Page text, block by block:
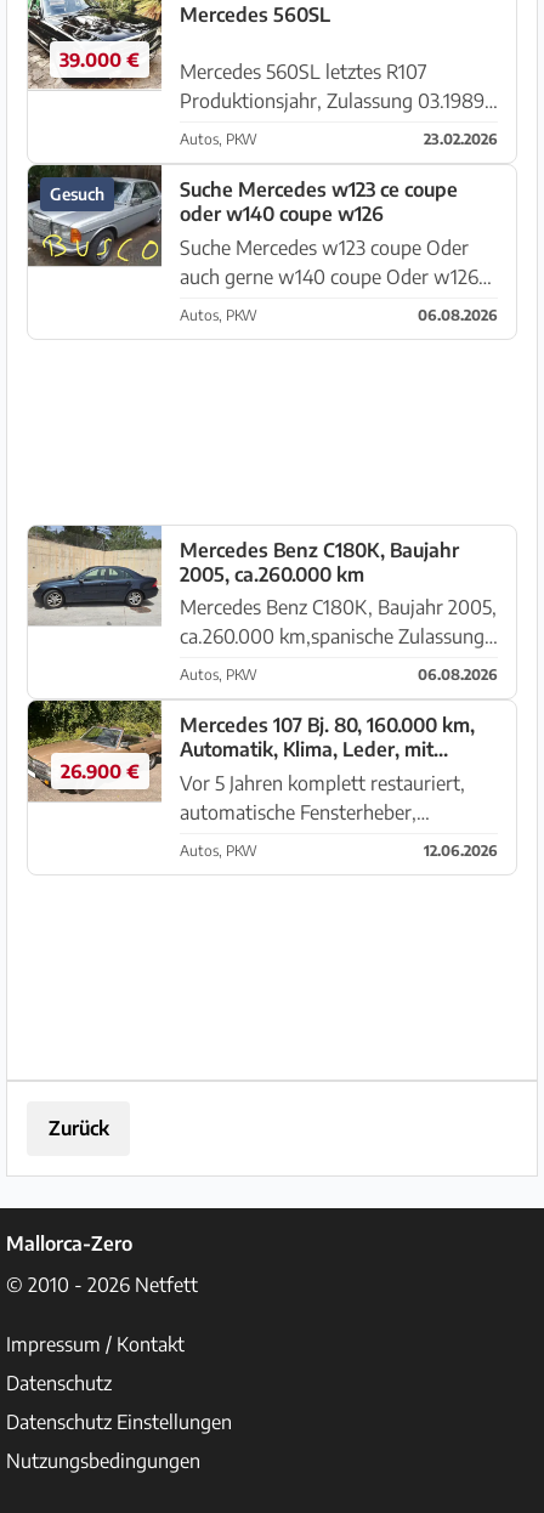
Colorscheiben, ABS,
Es hat spanisc...
39.000 €
Mercedes 560SL
Mercedes 560SL letztes R107
Produktionsjahr, Zulassung 03.1989
in Californien Californien Auto, triple
black, Originallack mit den goldenen
Pinstripes kein Rost, unfallfrei,
gepflegt alle Kilomete...
Autos, PKW 23.02.2026
Gesuch
Suche Mercedes w123 ce coupe
oder w140 coupe w126
Suche Mercedes w123 coupe Oder
auch gerne w140 coupe Oder w126
coupe
Autos, PKW 06.08.2026
Mercedes Benz C180K, Baujahr
2005, ca.260.000 km
Mercedes Benz C180K, Baujahr 2005,
ca.260.000 km,spanische Zulassung,
ITV bis Oktober 2026,Fahrbereit wird
auf Grund des Alters als
Ersatzteilspender ohne Garantie oder
Gewährleistung verkauft.Keine R...
Autos, PKW 06.08.2026
26.900 €
Mercedes 107 Bj. 80, 160.000 km,
Automatik, Klima, Leder, mit
Wertgutachten 2, nur zwei
Vorbesitzer
Vor 5 Jahren komplett restauriert,
automatische Fensterheber,
Coloverglasung, Becker-Radio,
Tempomat, Zentralverriegelung,
Autos, PKW 12.06.2026
Zurück
Mallorca-Zero
© 2010 - 2026 Netfett
Impressum / Kontakt
Datenschutz
Datenschutz Einstellungen
Nutzungsbedingungen